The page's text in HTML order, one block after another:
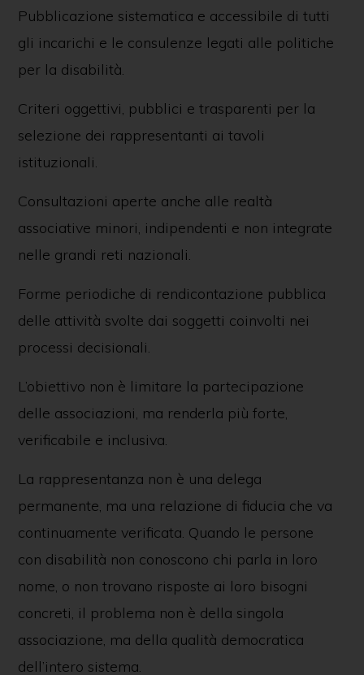
Pubblicazione sistematica e accessibile di tutti
gli incarichi e le consulenze legati alle politiche
per la disabilità.
Criteri oggettivi, pubblici e trasparenti per la
selezione dei rappresentanti ai tavoli
istituzionali.
Consultazioni aperte anche alle realtà
associative minori, indipendenti e non integrate
nelle grandi reti nazionali.
Forme periodiche di rendicontazione pubblica
delle attività svolte dai soggetti coinvolti nei
processi decisionali.
L’obiettivo non è limitare la partecipazione
delle associazioni, ma renderla più forte,
verificabile e inclusiva.
La rappresentanza non è una delega
permanente, ma una relazione di fiducia che va
continuamente verificata. Quando le persone
con disabilità non conoscono chi parla in loro
nome, o non trovano risposte ai loro bisogni
concreti, il problema non è della singola
associazione, ma della qualità democratica
dell’intero sistema.